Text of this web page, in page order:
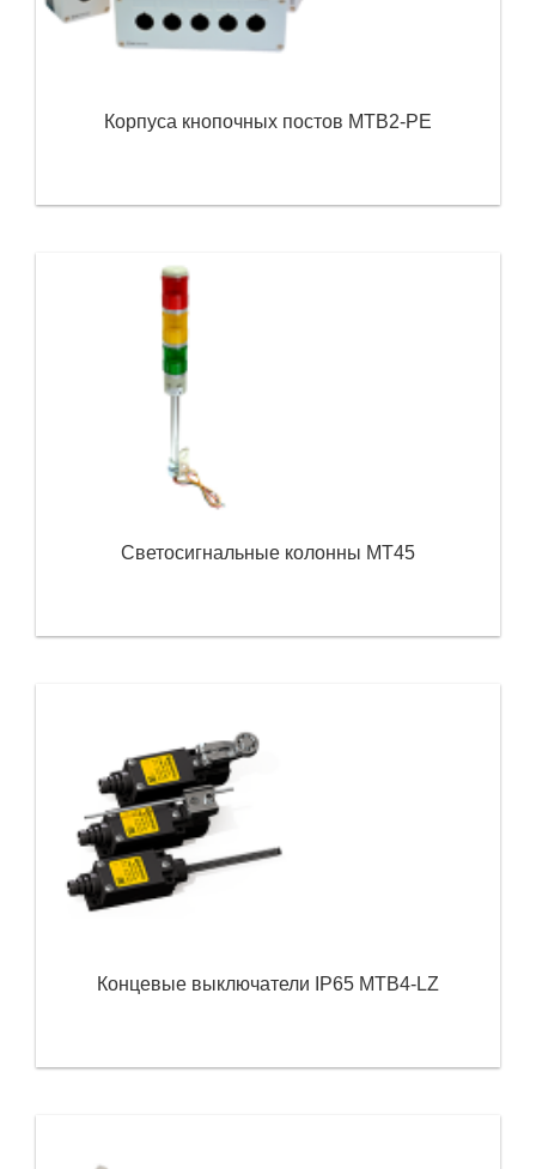
Корпуса кнопочных постов MTB2-PE
Светосигнальные колонны MT45
Концевые выключатели IP65 MTB4-LZ